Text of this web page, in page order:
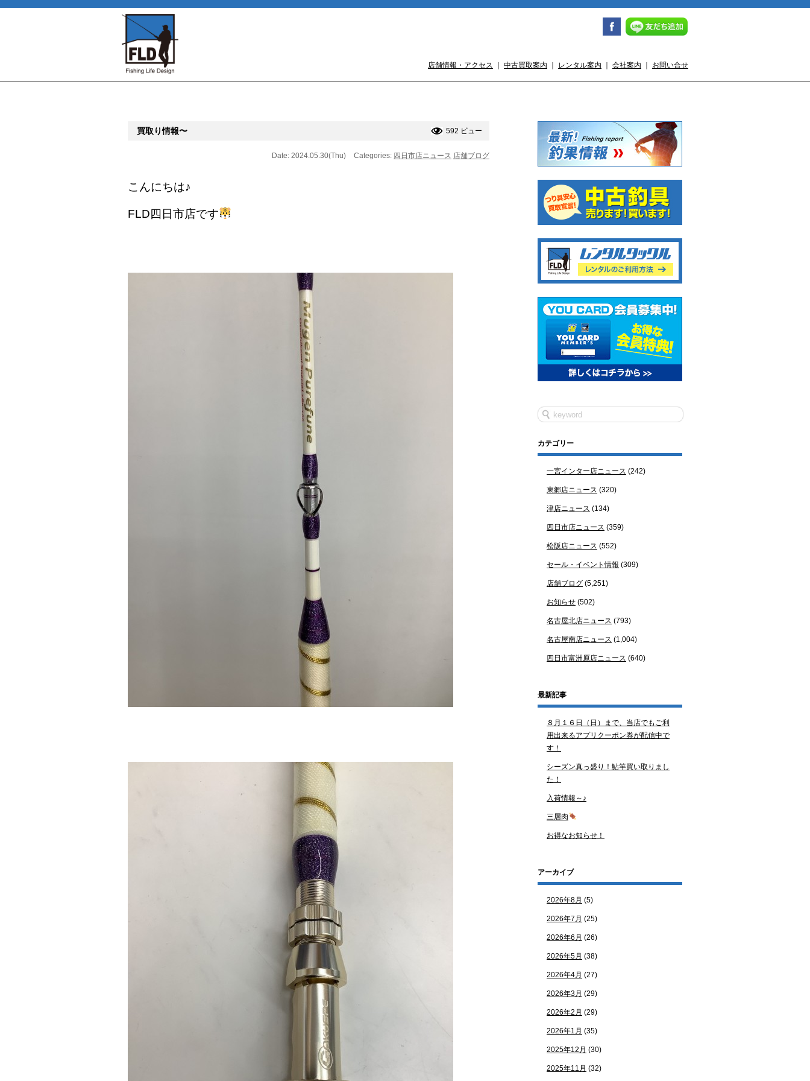
店舗情報・アクセス 中古買取案内 レンタル案内 会社案内 お問い合せ
買取り情報〜 592 ビュー
Date: 2024.05.30(Thu) Categories: 四日市店ニュース 店舗ブログ
こんにちは♪
FLD四日市店です
カテゴリー
一宮インター店ニュース (242)
東郷店ニュース (320)
津店ニュース (134)
四日市店ニュース (359)
松阪店ニュース (552)
セール・イベント情報 (309)
店舗ブログ (5,251)
お知らせ (502)
名古屋北店ニュース (793)
名古屋南店ニュース (1,004)
四日市富洲原店ニュース (640)
最新記事
８月１６日（日）まで、当店でもご利
用出来るアプリクーポン券が配信中で
す！
シーズン真っ盛り！鮎竿買い取りまし
た！
入荷情報～♪
三層肉
お得なお知らせ！
アーカイブ
2026年8月 (5)
2026年7月 (25)
2026年6月 (26)
2026年5月 (38)
2026年4月 (27)
2026年3月 (29)
2026年2月 (29)
2026年1月 (35)
2025年12月 (30)
2025年11月 (32)